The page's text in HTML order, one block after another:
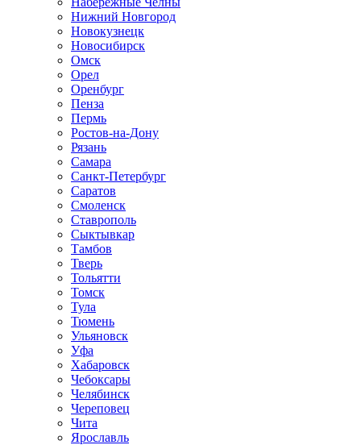
Нижний Новгород
Новокузнецк
Новосибирск
Омск
Орел
Оренбург
Пенза
Пермь
Ростов-на-Дону
Рязань
Самара
Санкт-Петербург
Саратов
Смоленск
Ставрополь
Сыктывкар
Тамбов
Тверь
Тольятти
Томск
Тула
Тюмень
Ульяновск
Уфа
Хабаровск
Чебоксары
Челябинск
Череповец
Чита
Ярославль